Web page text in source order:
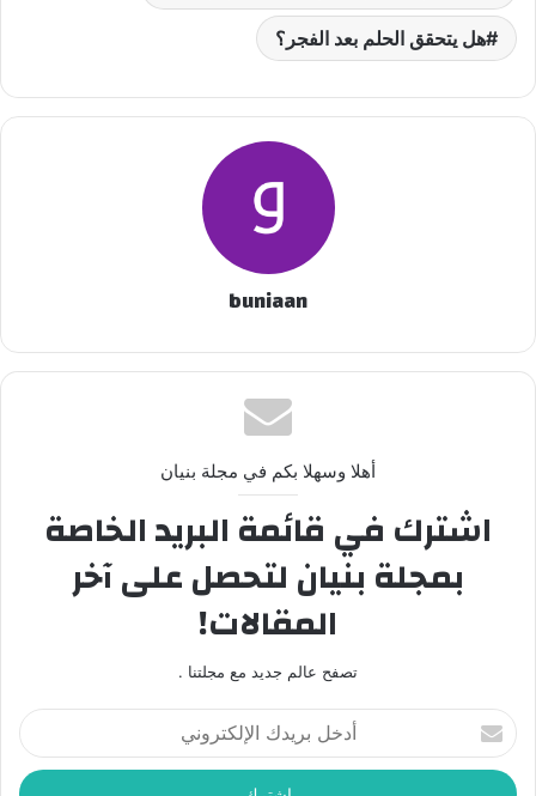
هل يتحقق الحلم بعد الفجر؟
buniaan
أهلا وسهلا بكم في مجلة بنيان
اشترك في قائمة البريد الخاصة
بمجلة بنيان لتحصل على آخر
المقالات!
تصفح عالم جديد مع مجلتنا .
أدخل
بريدك
الإلكتروني